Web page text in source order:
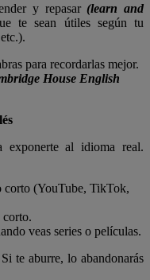
y repasar (learn and
te sean útiles según tu
para recordarlas mejor.
House English
exponerte al idioma real.
corto (YouTube, TikTok,
veas series o películas.
te aburre, lo abandonarás